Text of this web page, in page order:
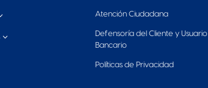
3
Atención Ciudadana
Defensoría del Cliente y Usuario
Bancario
Políticas de Privacidad